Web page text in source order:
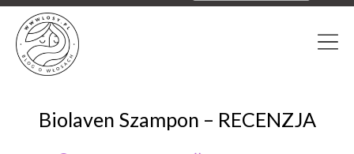
Biolaven Szampon – RECENZJA